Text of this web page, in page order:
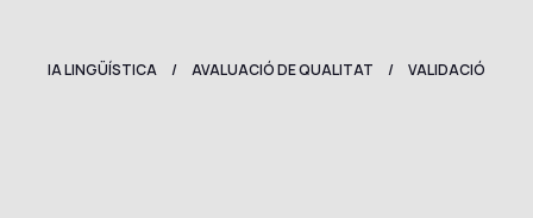
IA LINGÜÍSTICA / AVALUACIÓ DE QUALITAT / VALIDACIÓ